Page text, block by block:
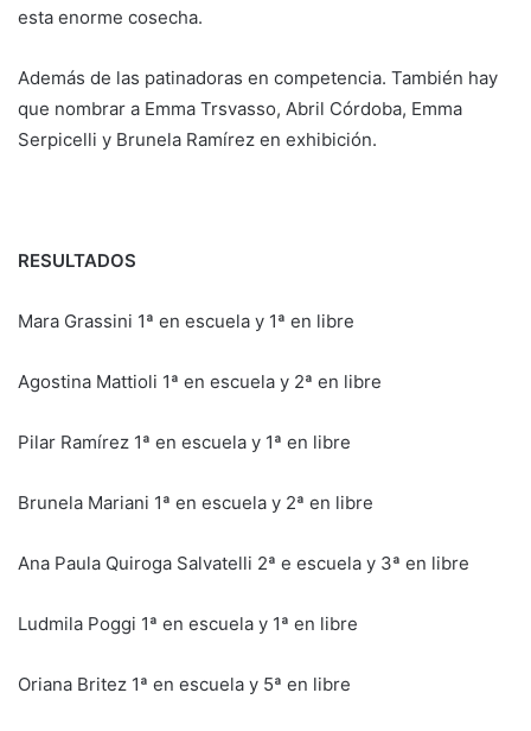
esta enorme cosecha.
Además de las patinadoras en competencia. También hay
que nombrar a Emma Trsvasso, Abril Córdoba, Emma
Serpicelli y Brunela Ramírez en exhibición.
RESULTADOS
Mara Grassini 1ª en escuela y 1ª en libre
Agostina Mattioli 1ª en escuela y 2ª en libre
Pilar Ramírez 1ª en escuela y 1ª en libre
Brunela Mariani 1ª en escuela y 2ª en libre
Ana Paula Quiroga Salvatelli 2ª e escuela y 3ª en libre
Ludmila Poggi 1ª en escuela y 1ª en libre
Oriana Britez 1ª en escuela y 5ª en libre